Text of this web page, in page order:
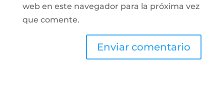
web en este navegador para la próxima vez
que comente.